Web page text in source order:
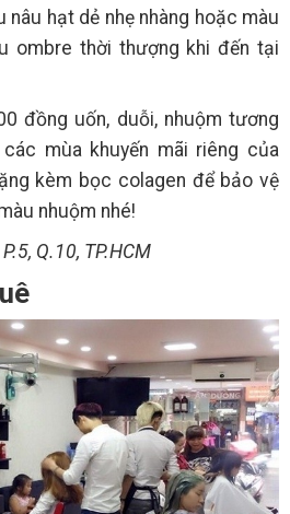
nâu hạt dẻ nhẹ nhàng hoặc màu
ombre thời thượng khi đến tại
đồng uốn, duỗi, nhuộm tương
mùa khuyến mãi riêng của
kèm bọc colagen để bảo vệ
nhuộm nhé!
Q.10, TP.HCM